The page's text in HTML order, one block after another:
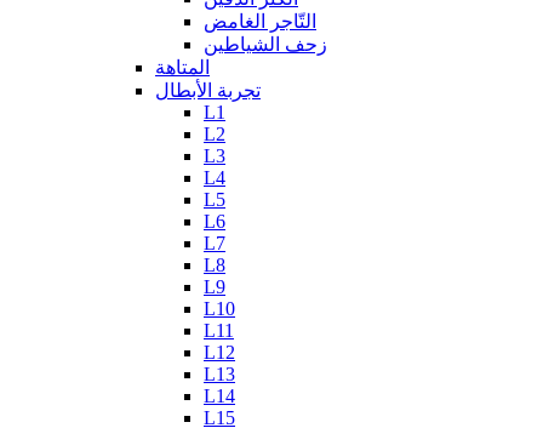
التّاجر الغامض
زحف الشياطين
المتاهة
تجربة الأبطال
L1
L2
L3
L4
L5
L6
L7
L8
L9
L10
L11
L12
L13
L14
L15